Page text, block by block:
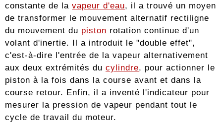
constante de la vapeur d'eau, il a trouvé un moyen
de transformer le mouvement alternatif rectiligne
du mouvement du piston rotation continue d'un
volant d'inertie. Il a introduit le "double effet",
c'est-à-dire l'entrée de la vapeur alternativement
aux deux extrémités du cylindre, pour actionner le
piston à la fois dans la course avant et dans la
course retour. Enfin, il a inventé l'indicateur pour
mesurer la pression de vapeur pendant tout le
cycle de travail du moteur.